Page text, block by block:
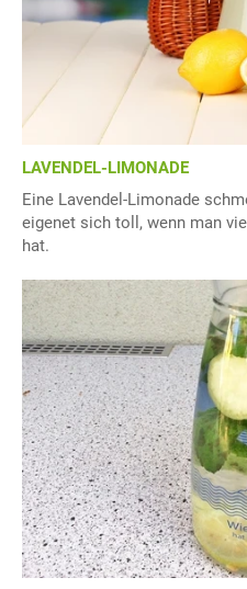
LAVENDEL-LIMONADE
Eine Lavendel-Limonade
eigenet sich toll, wenn man
hat.